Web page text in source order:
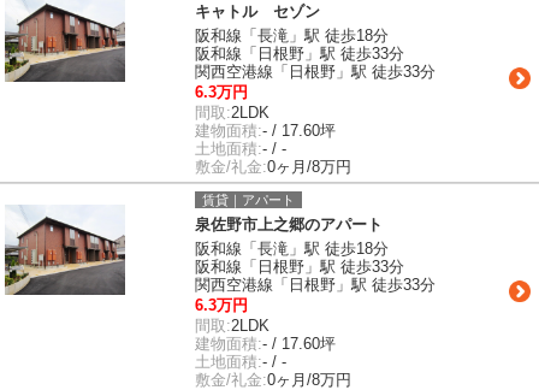
キャトル セゾン
阪和線「長滝」駅 徒歩18分
阪和線「日根野」駅 徒歩33分
関西空港線「日根野」駅 徒歩33分
6.3万円
間取:2LDK
建物面積:- / 17.60坪
土地面積:- / -
敷金/礼金:0ヶ月/8万円
賃貸｜アパート
泉佐野市上之郷のアパート
阪和線「長滝」駅 徒歩18分
阪和線「日根野」駅 徒歩33分
関西空港線「日根野」駅 徒歩33分
6.3万円
間取:2LDK
建物面積:- / 17.60坪
土地面積:- / -
敷金/礼金:0ヶ月/8万円